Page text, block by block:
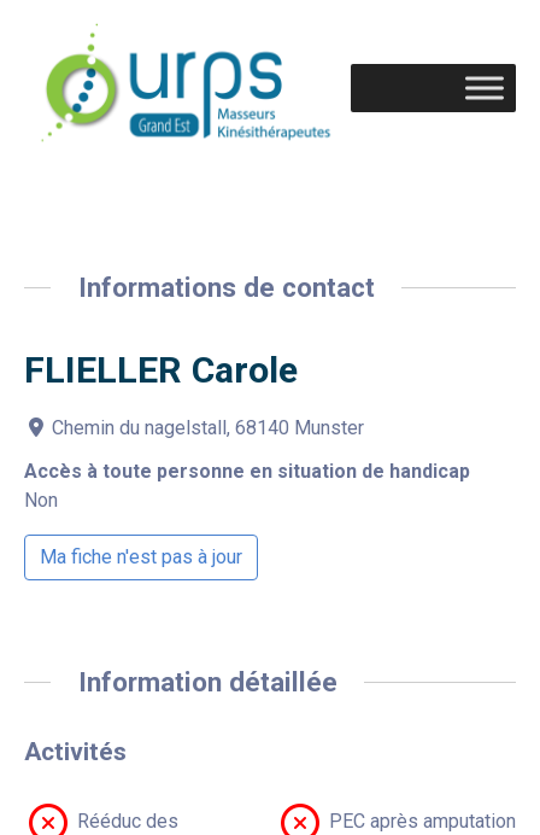
Informations de contact
FLIELLER Carole
Chemin du nagelstall, 68140 Munster
Accès à toute personne en situation de handicap
Non
Ma fiche n'est pas à jour
Information détaillée
Activités
Rééduc des
PEC après amputation